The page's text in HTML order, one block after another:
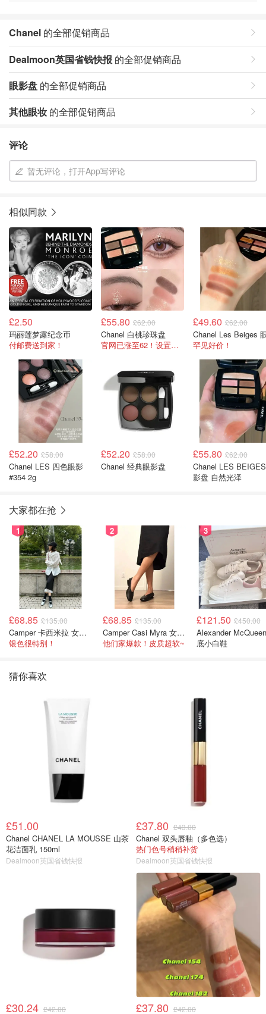
Chanel 的全部促销商品
Dealmoon英国省钱快报 的全部促销商品
眼影盘 的全部促销商品
其他眼妆 的全部促销商品
评论
暂无评论，打开App写评论
相似同款
£2.50
玛丽莲梦露纪念币
付邮费送到家！
£55.80 £62.00
Chanel 白桃珍珠盘
官网已涨至62！设置喜爱品牌享9折！
£49.60 £62.00
罕见好价！
£52.20 £58.00
Chanel LES 四色眼影
#354 2g
£52.20 £58.00
Chanel 经典眼影盘
£55.80 £62.00
Chanel LES
影盘 自然光泽
大家都在抢
1
£68.85 £135.00
Camper 卡西米拉 女士鞋子
银色很特别！
2
£68.85 £135.00
Camper Casi Myra 女士乐福鞋
他们家爆款！皮质超软~
3
£121.50 £450.00
Alexander
底小白鞋
猜你喜欢
£51.00
Chanel CHANEL LA MOUSSE 山茶
花洁面乳 150ml
Dealmoon英国省钱快报
£37.80 £43.00
Chanel 双头唇釉（多色选）
热门色号稍稍补货
Dealmoon英国省钱快报
£30.24 £42.00 £37.80 £42.00